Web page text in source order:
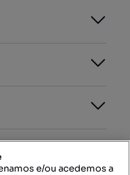
e/ou acedemos a